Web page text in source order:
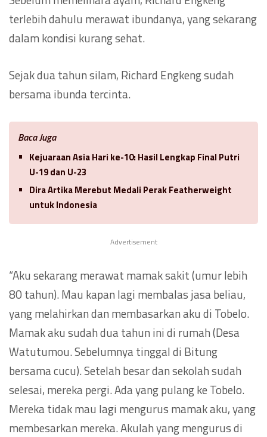
terlebih dahulu merawat ibundanya, yang sekarang
dalam kondisi kurang sehat.
Sejak dua tahun silam, Richard Engkeng sudah
bersama ibunda tercinta.
Baca Juga
Kejuaraan Asia Hari ke-10: Hasil Lengkap Final Putri
U-19 dan U-23
Dira Artika Merebut Medali Perak Featherweight
untuk Indonesia
Advertisement
“Aku sekarang merawat mamak sakit (umur lebih
80 tahun). Mau kapan lagi membalas jasa beliau,
yang melahirkan dan membasarkan aku di Tobelo.
Mamak aku sudah dua tahun ini di rumah (Desa
Watutumou. Sebelumnya tinggal di Bitung
bersama cucu). Setelah besar dan sekolah sudah
selesai, mereka pergi. Ada yang pulang ke Tobelo.
Mereka tidak mau lagi mengurus mamak aku, yang
membesarkan mereka. Akulah yang mengurus di